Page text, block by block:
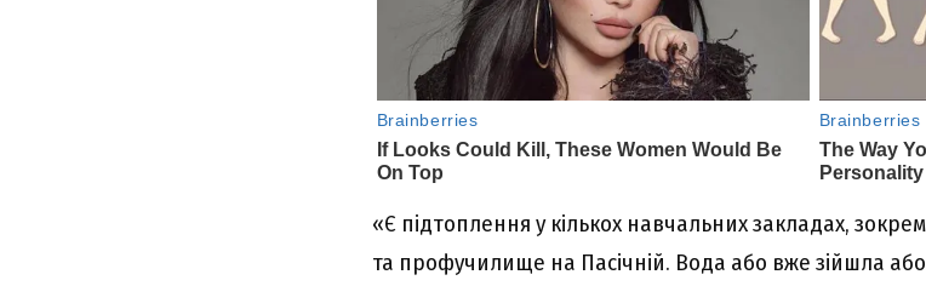
«Є підтоплення у кількох навчальних закладах,
та профучилище на Пасічній. Вода або вже зійшла або